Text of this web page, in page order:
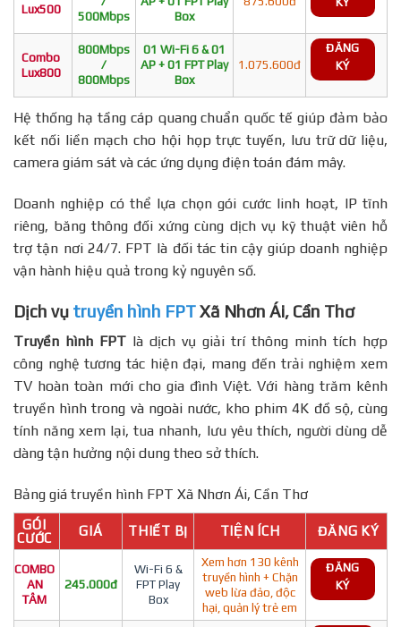
Lux500
500Mbps
Box
Combo
Lux800
800Mbps
/
800Mbps
01 Wi-Fi 6 & 01
AP + 01 FPT Play
Box
1.075.600đ
ĐĂNG
KÝ
Hệ thống hạ tầng cáp quang chuẩn quốc tế giúp đảm bảo
kết nối liền mạch cho hội họp trực tuyến, lưu trữ dữ liệu,
camera giám sát và các ứng dụng điện toán đám mây.
Doanh nghiệp có thể lựa chọn gói cước linh hoạt, IP tĩnh
riêng, băng thông đối xứng cùng dịch vụ kỹ thuật viên hỗ
trợ tận nơi 24/7. FPT là đối tác tin cậy giúp doanh nghiệp
vận hành hiệu quả trong kỷ nguyên số.
Dịch vụ truyền hình FPTXã Nhơn Ái, Cần Thơ
Truyền hình FPT là dịch vụ giải trí thông minh tích hợp
công nghệ tương tác hiện đại, mang đến trải nghiệm xem
TV hoàn toàn mới cho gia đình Việt. Với hàng trăm kênh
truyền hình trong và ngoài nước, kho phim 4K đồ sộ, cùng
tính năng xem lại, tua nhanh, lưu yêu thích, người dùng dễ
dàng tận hưởng nội dung theo sở thích.
Bảng giá truyền hình FPT Xã Nhơn Ái, Cần Thơ
GÓI
CƯỚC
GIÁ THIẾT BỊ TIỆN ÍCH ĐĂNG KÝ
COMBO
AN
TÂM
245.000đ
Wi-Fi 6 &
FPT Play
Box
Xem hơn 130 kênh
truyền hình + Chặn
web lừa đảo, độc
hại, quản lý trẻ em
ĐĂNG
KÝ